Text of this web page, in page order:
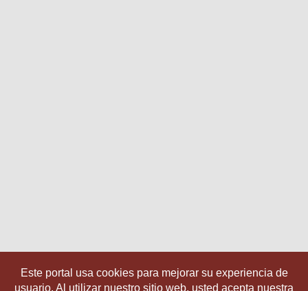
Este portal usa cookies para mejorar su experiencia de
usuario. Al utilizar nuestro sitio web, usted acepta nuestra